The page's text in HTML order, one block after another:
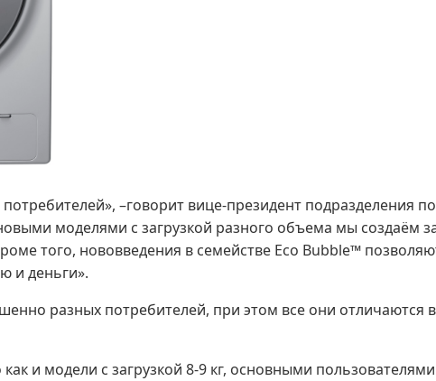
–говорит вице-президент подразделения
моделями с загрузкой разного объема мы создаём
того, нововведения в семействе Eco Bubble™
и деньги».
разных потребителей, при этом все они отличаются
и модели с загрузкой 8-9 кг, основными